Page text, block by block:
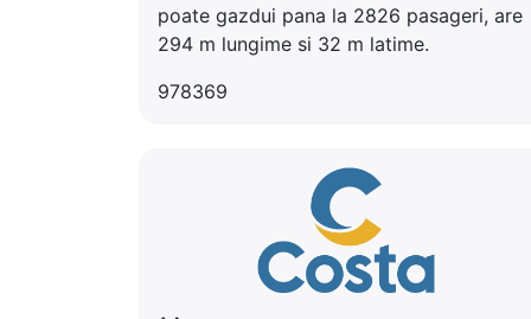
poate gazdui pana la 2826 pasageri, are
294 m lungime si 32 m latime.
978369